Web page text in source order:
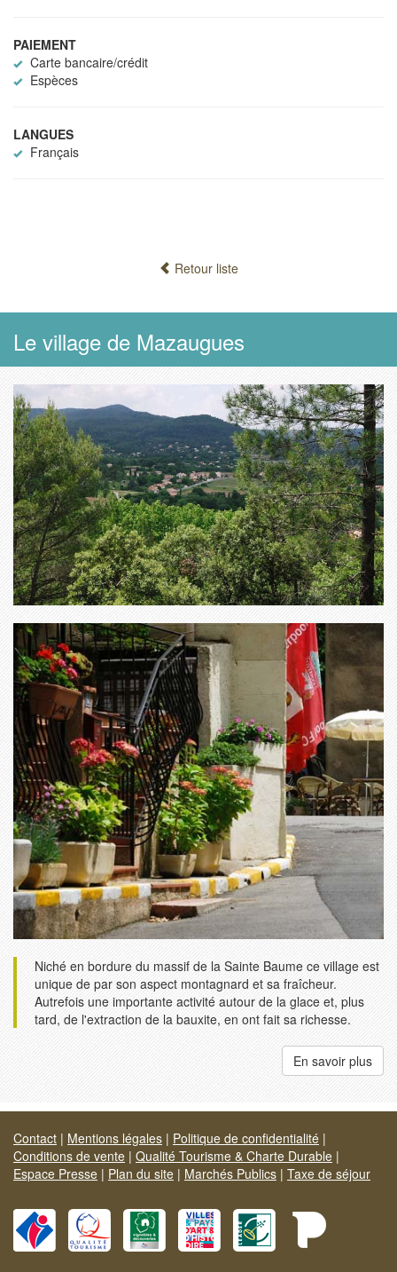
PAIEMENT
Carte bancaire/crédit
Espèces
LANGUES
Français
Retour liste
Le village de Mazaugues
Niché en bordure du massif de la Sainte Baume ce village est
unique de par son aspect montagnard et sa fraîcheur.
Autrefois une importante activité autour de la glace et, plus
tard, de l'extraction de la bauxite, en ont fait sa richesse.
En savoir plus
Contact | Mentions légales | Politique de confidentialité |
Conditions de vente | Qualité Tourisme & Charte Durable |
Espace Presse | Plan du site | Marchés Publics | Taxe de séjour